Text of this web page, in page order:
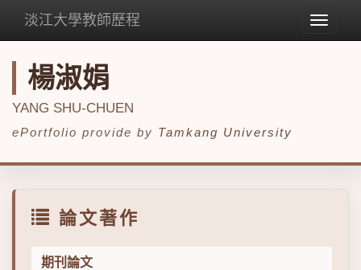
Toggle
淡江大學教師歷程
楊淑娟
YANG SHU-CHUEN
ePortfolio provide by Tamkang University
論文著作
期刊論文